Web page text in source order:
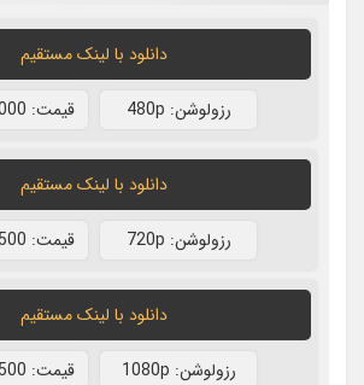
دانلود با لينک مستقيم
رزولوشن: 480p قيمت: 8000 تومان
دانلود با لينک مستقيم
رزولوشن: 720p قيمت: 8500 تومان
دانلود با لينک مستقيم
رزولوشن: 1080p قيمت: 9500 تومان